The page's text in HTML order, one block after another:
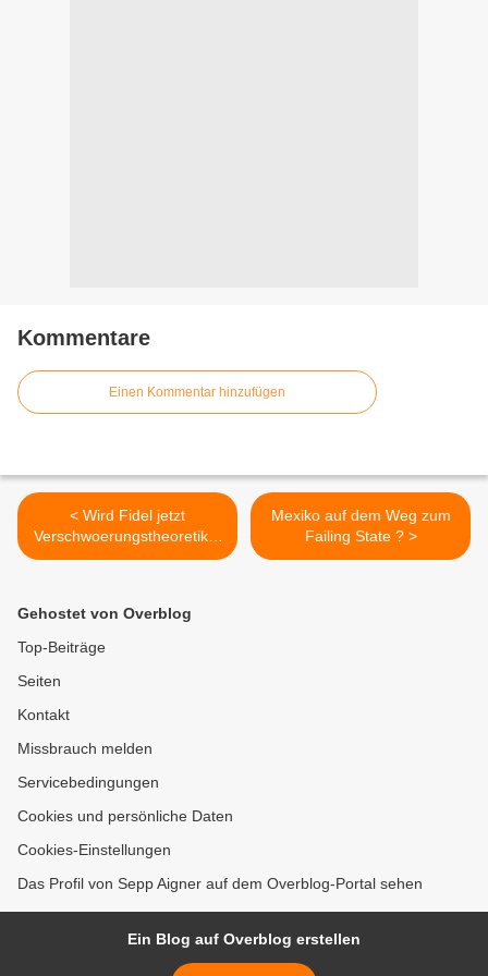
Kommentare
Einen Kommentar hinzufügen
< Wird Fidel jetzt
Verschwoerungstheoretiker
?
Mexiko auf dem Weg zum
Failing State ? >
Gehostet von Overblog
Top-Beiträge
Seiten
Kontakt
Missbrauch melden
Servicebedingungen
Cookies und persönliche Daten
Cookies-Einstellungen
Das Profil von Sepp Aigner auf dem Overblog-Portal sehen
Ein Blog auf Overblog erstellen